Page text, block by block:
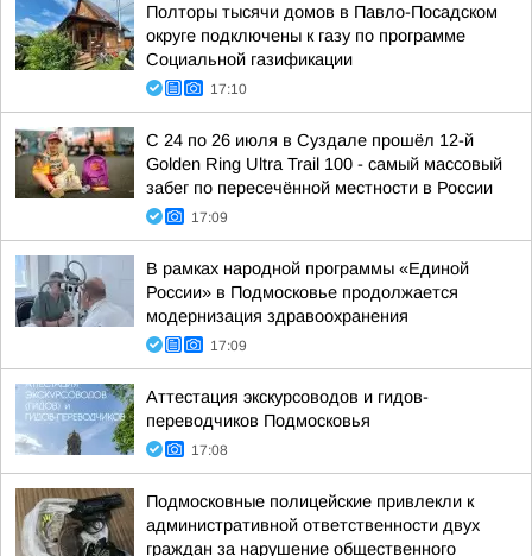
Полторы тысячи домов в Павло-Посадском
округе подключены к газу по программе
Социальной газификации
17:10
С 24 по 26 июля в Суздале прошёл 12-й
Golden Ring Ultra Trail 100 - самый массовый
забег по пересечённой местности в России
17:09
В рамках народной программы «Единой
России» в Подмосковье продолжается
модернизация здравоохранения
17:09
Аттестация экскурсоводов и гидов-
переводчиков Подмосковья
17:08
Подмосковные полицейские привлекли к
административной ответственности двух
граждан за нарушение общественного